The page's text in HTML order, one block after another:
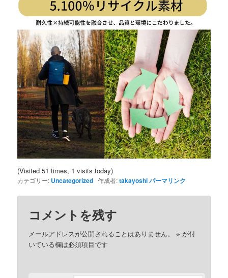
(Visited 51 times, 1 visits today)
カテゴリー: Uncategorized 作成者:takayoshiパーマリンク
コメントを残す
メールアドレスが公開されることはありません。 ※ が付
いている欄は必須項目です